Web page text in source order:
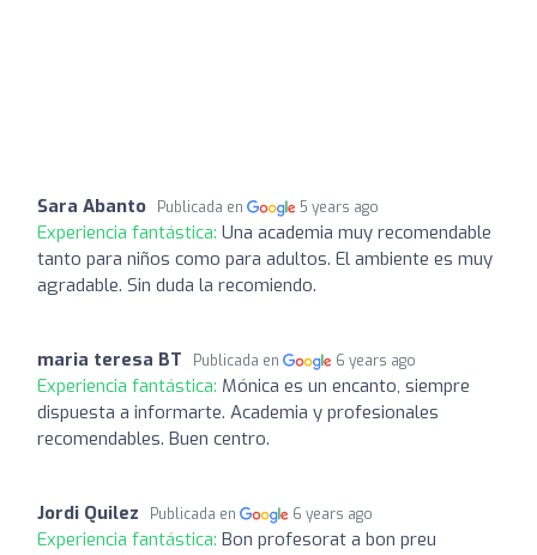
Sara Abanto Publicada en 5 years ago
Experiencia fantástica: Una academia muy recomendable
tanto para niños como para adultos. El ambiente es muy
agradable. Sin duda la recomiendo.
maria teresa BT Publicada en 6 years ago
Experiencia fantástica: Mónica es un encanto, siempre
dispuesta a informarte. Academia y profesionales
recomendables. Buen centro.
Jordi Quilez Publicada en 6 years ago
Experiencia fantástica: Bon profesorat a bon preu